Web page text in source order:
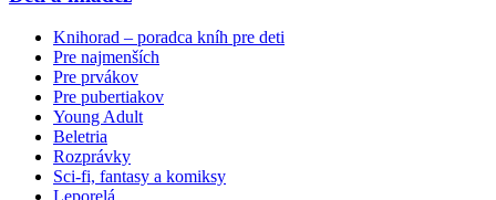
Knihorad – poradca kníh pre deti
Pre najmenších
Pre prvákov
Pre pubertiakov
Young Adult
Beletria
Rozprávky
Sci-fi, fantasy a komiksy